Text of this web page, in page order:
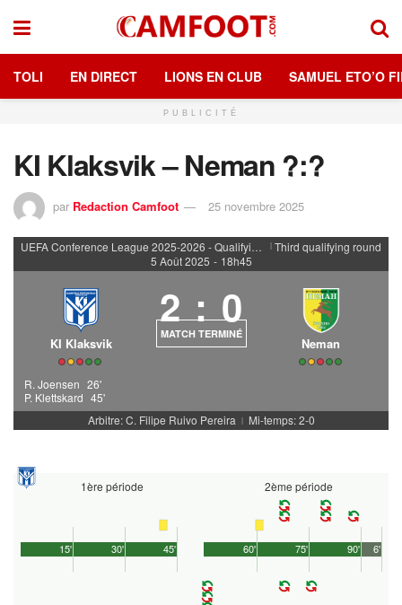
TOLI EN DIRECT LIONS EN CLUB SAMUEL ETO’O
PUBLICITÉ
KI Klaksvik – Neman ?:?
par Redaction Camfoot 25 novembre 2025
| Third qualifying round
5 Août 2025 - 18h45
KI Klaksvik
2 : 0
MATCH TERMINÉ
Neman
R. Joensen 26'
P. Klettskard 45'
Arbitre: C. Filipe Ruivo Pereira
| Mi-temps: 2-0
1ère période
45'
15' 30'
2ème période
90'
60' 75' 6'